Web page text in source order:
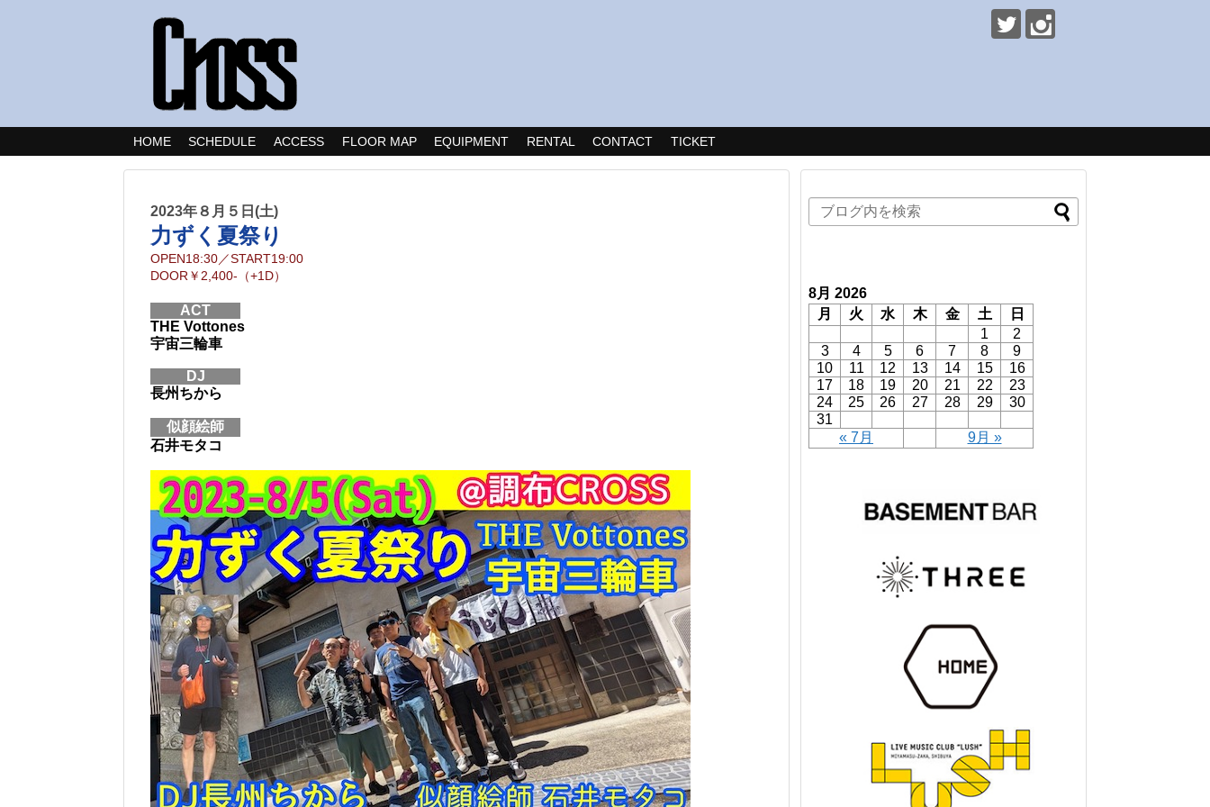
HOME SCHEDULE ACCESS FLOOR MAP EQUIPMENT RENTAL CONTACT TICKET
2023年８月５日(土)
力ずく夏祭り
OPEN18:30／START19:00
DOOR ￥2,400-（+1D）
ACT
THE Vottones
宇宙三輪車
DJ
長州ちから
似顔絵師
石井モタコ
8月 2026
月
火 水 木 金 土
日
1
2
3
4 5 6 7 8
9
10
11 12 13 14 15
16
17
18 19 20 21 22
23
24
25 26 27 28 29
30
31
« 7月
9月 »